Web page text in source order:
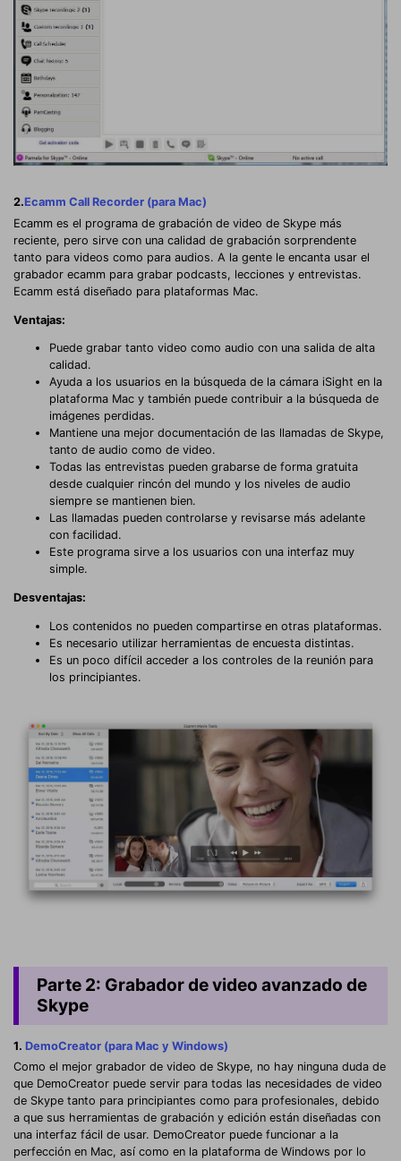
2.Ecamm Call Recorder (para Mac)
Ecamm es el programa de grabación de video de Skype más
reciente, pero sirve con una calidad de grabación sorprendente
tanto para videos como para audios. A la gente le encanta usar el
grabador ecamm para grabar podcasts, lecciones y entrevistas.
Ecamm está diseñado para plataformas Mac.
Ventajas:
Puede grabar tanto video como audio con una salida de alta
calidad.
Ayuda a los usuarios en la búsqueda de la cámara iSight en la
plataforma Mac y también puede contribuir a la búsqueda de
imágenes perdidas.
Mantiene una mejor documentación de las llamadas de Skype,
tanto de audio como de video.
Todas las entrevistas pueden grabarse de forma gratuita
desde cualquier rincón del mundo y los niveles de audio
siempre se mantienen bien.
Las llamadas pueden controlarse y revisarse más adelante
con facilidad.
Este programa sirve a los usuarios con una interfaz muy
simple.
Desventajas:
Los contenidos no pueden compartirse en otras plataformas.
Es necesario utilizar herramientas de encuesta distintas.
Es un poco difícil acceder a los controles de la reunión para
los principiantes.
Parte 2: Grabador de video avanzado de
Skype
1. DemoCreator (para Mac y Windows)
Como el mejor grabador de video de Skype, no hay ninguna duda de
que DemoCreator puede servir para todas las necesidades de video
de Skype tanto para principiantes como para profesionales, debido
a que sus herramientas de grabación y edición están diseñadas con
una interfaz fácil de usar. DemoCreator puede funcionar a la
perfección en Mac, así como en la plataforma de Windows por lo